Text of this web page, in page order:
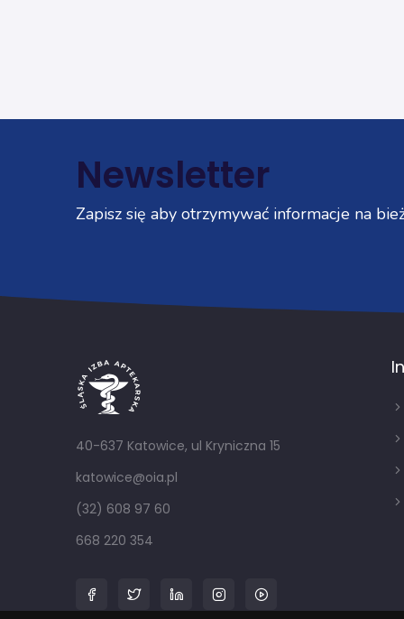
Newsletter
Zapisz się aby otrzymywać informacje na
40-637 Katowice, ul Kryniczna 15
katowice@oia.pl
(32) 608 97 60
668 220 354